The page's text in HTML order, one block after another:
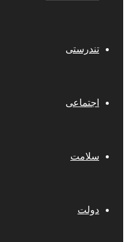
تندرستی
اجتماعی
سلامت
دولت